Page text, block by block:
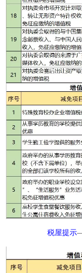
税屋提示